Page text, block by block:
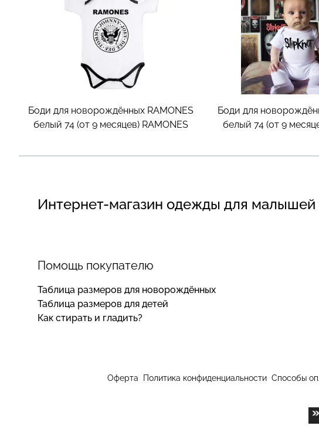
Боди для новорождённых RAMONES
белый 74 (от 9 месяцев) RAMONES
Боди для
белый 74 (от 9
Интернет-магазин одежды для малышей
Помощь покупателю
Таблица размеров для новорождённых
Таблица размеров для детей
Как стирать и гладить?
Оферта Политика конфиденциальности Способы